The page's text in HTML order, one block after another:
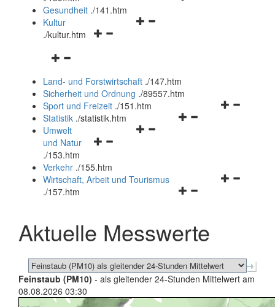
Navigationsmenü
Gesundheit ./141.htm
Navigationsmenü
Kultur
./kultur.htm
Navigationsmenü
und
schließen
Land- und Forstwirtschaft ./147.htm
Sicherheit und Ordnung ./89557.htm
Navigationsmenü
Sport und Freizeit ./151.htm
Navigationsmenü
Statistik ./statistik.htm
Navigationsmenü
und
schließen
Umwelt
und Natur
./153.htm
Verkehr ./155.htm
Navigationsmenü
schließen
Wirtschaft, Arbeit und Tourismus
./157.htm
Aktuelle Messwerte
Feinstaub (PM10) - als gleitender 24-Stunden Mittelwert am
08.08.2026 03:30